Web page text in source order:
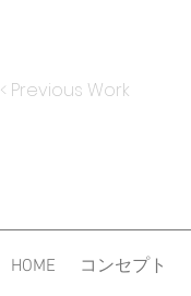
< Previous Work
HOME コンセプト